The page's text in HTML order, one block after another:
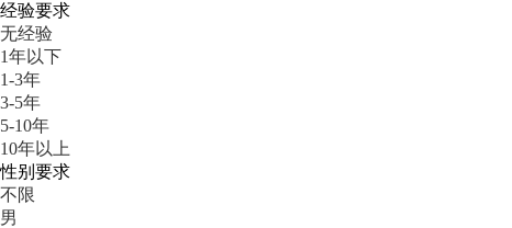
经验要求
无经验
1年以下
1-3年
3-5年
5-10年
10年以上
性别要求
不限
男